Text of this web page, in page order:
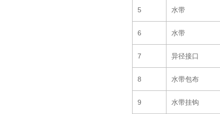
5 水带
6 水带
7 异径接口
8 水带包布
9 水带挂钩